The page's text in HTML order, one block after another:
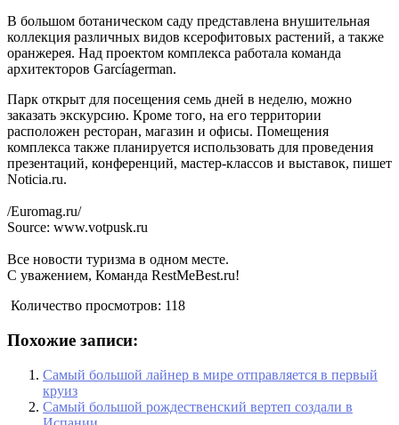
В большом ботаническом саду представлена внушительная
коллекция различных видов ксерофитовых растений, а также
оранжерея. Над проектом комплекса работала команда
архитекторов Garcíagerman.
Парк открыт для посещения семь дней в неделю, можно
заказать экскурсию. Кроме того, на его территории
расположен ресторан, магазин и офисы. Помещения
комплекса также планируется использовать для проведения
презентаций, конференций, мастер-классов и выставок, пишет
Noticia.ru.
/Euromag.ru/
Source: www.votpusk.ru
Все новости туризма в одном месте.
С уважением, Команда RestMeBest.ru!
Количество просмотров: 118
Похожие записи:
Самый большой лайнер в мире отправляется в первый
круиз
Самый большой рождественский вертеп создали в